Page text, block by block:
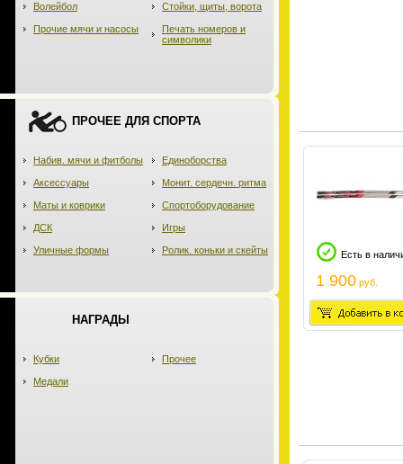
Волейбол
Прочие мячи и насосы
Стойки, щиты, ворота
Печать номеров и
символики
ПРОЧЕЕ ДЛЯ СПОРТА
Набив. мячи и фитболы
Аксессуары
Маты и коврики
ДСК
Уличные формы
Единоборства
Монит. сердечн. ритма
Спортоборудование
Игры
Ролик. коньки и скейты
НАГРАДЫ
Кубки
Медали
Прочее
Есть в
1 900 руб.